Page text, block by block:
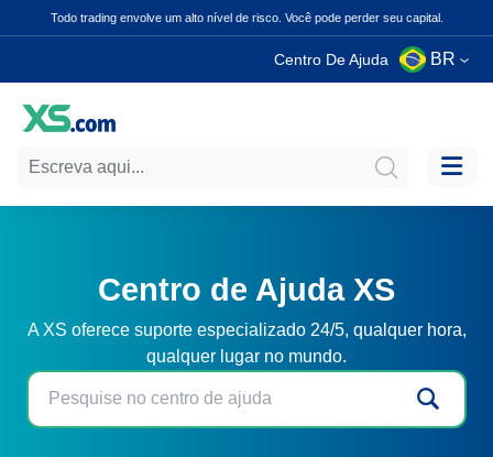
Todo trading envolve um alto nível de risco. Você pode perder seu capital.
Centro De Ajuda BR
Centro de Ajuda XS
A XS oferece suporte especializado 24/5, qualquer hora,
qualquer lugar no mundo.